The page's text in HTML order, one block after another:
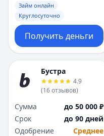
Займ онлайн
Круглосуточно
Получить деньги
Бустра
4.9
(16отзывов)
Сумма
до 50 000 ₽
Срок
до 90 дней
Одобрение
Среднее